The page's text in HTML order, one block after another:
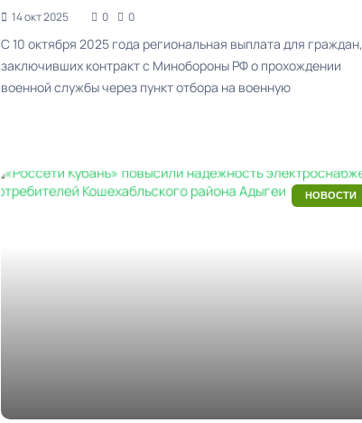
14 окт 2025 0 0
С 10 октября 2025 года региональная выплата для граждан,
заключивших контракт с Минобороны РФ о прохождении
военной службы через пункт отбора на военную
НОВОСТИ